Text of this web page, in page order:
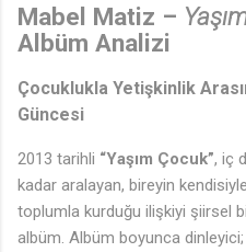
Mabel Matiz –
Albüm Analizi
Çocuklukla Yetişkinlik
Güncesi
2013 tarihli “Yaşım Çocuk”, iç
kadar aralayan, bireyin
toplumla kurduğu ilişkiyi şiirsel
albüm. Albüm boyunca dinleyici;